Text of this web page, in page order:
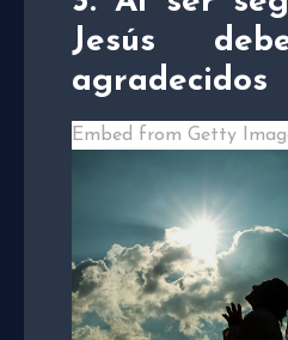
Jesús
agradecidos
Embed from Getty